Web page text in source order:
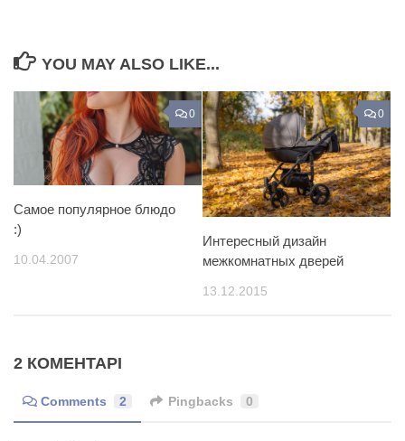
YOU MAY ALSO LIKE...
0
Самое популярное блюдо
:)
10.04.2007
0
Интересный дизайн
межкомнатных дверей
13.12.2015
2 КОМЕНТАРІ
Comments 2 Pingbacks 0